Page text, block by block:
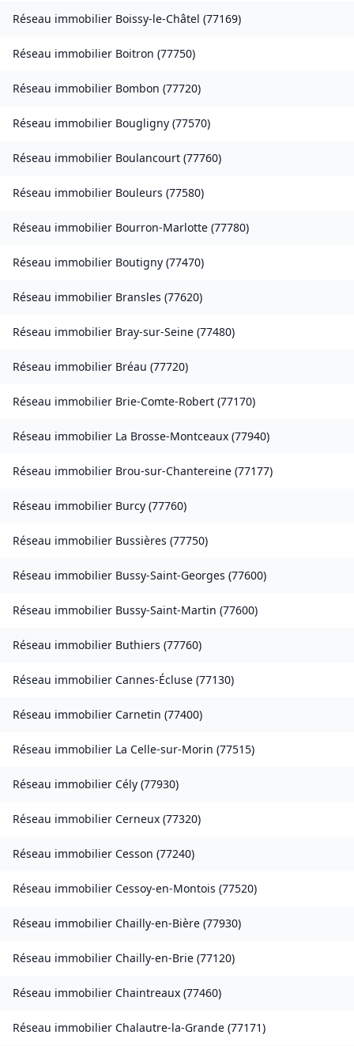
Réseau immobilier Boissy-le-Châtel (77169)
Réseau immobilier Boitron (77750)
Réseau immobilier Bombon (77720)
Réseau immobilier Bougligny (77570)
Réseau immobilier Boulancourt (77760)
Réseau immobilier Bouleurs (77580)
Réseau immobilier Bourron-Marlotte (77780)
Réseau immobilier Boutigny (77470)
Réseau immobilier Bransles (77620)
Réseau immobilier Bray-sur-Seine (77480)
Réseau immobilier Bréau (77720)
Réseau immobilier Brie-Comte-Robert (77170)
Réseau immobilier La Brosse-Montceaux (77940)
Réseau immobilier Brou-sur-Chantereine (77177)
Réseau immobilier Burcy (77760)
Réseau immobilier Bussières (77750)
Réseau immobilier Bussy-Saint-Georges (77600)
Réseau immobilier Bussy-Saint-Martin (77600)
Réseau immobilier Buthiers (77760)
Réseau immobilier Cannes-Écluse (77130)
Réseau immobilier Carnetin (77400)
Réseau immobilier La Celle-sur-Morin (77515)
Réseau immobilier Cély (77930)
Réseau immobilier Cerneux (77320)
Réseau immobilier Cesson (77240)
Réseau immobilier Cessoy-en-Montois (77520)
Réseau immobilier Chailly-en-Bière (77930)
Réseau immobilier Chailly-en-Brie (77120)
Réseau immobilier Chaintreaux (77460)
Réseau immobilier Chalautre-la-Grande (77171)